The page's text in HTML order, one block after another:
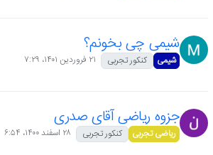
شیمی چی بخونم؟
شیمی کنکور تجربی ۲۱ فروردین ۱۴۰۱،‏ ۷:۲۹
جزوه ریاضی آقای صدری
ریاضی تجربی کنکور تجربی ۲۸ اسفند ۱۴۰۰،‏ ۶:۵۴